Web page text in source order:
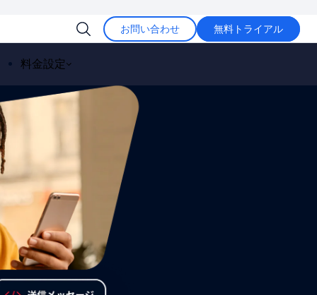
お問い合わせ 無料トライアル
料金設定